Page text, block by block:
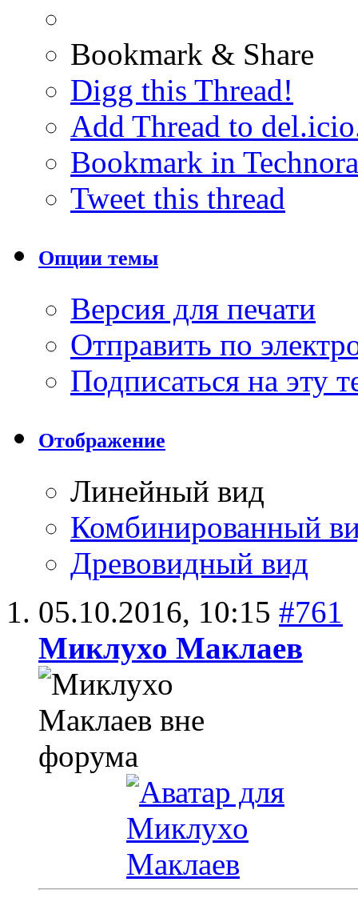
Bookmark & Share
Digg this Thread!
Add Thread to
Bookmark in
Tweet this thread
Опции темы
Версия для печати
Отправить по
Подписаться на эту
Отображение
Линейный вид
Комбинированный
Древовидный вид
05.10.2016, 10:15 #761
Миклухо Маклаев